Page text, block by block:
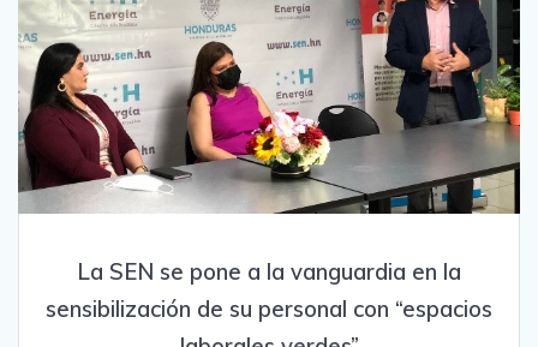
La SEN se pone a la vanguardia en la
sensibilización de su personal con “espacios